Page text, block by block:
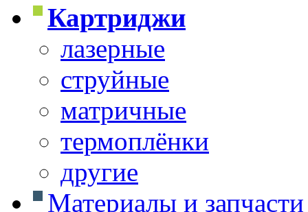
Картриджи
лазерные
струйные
матричные
термоплёнки
другие
Материалы и запчасти